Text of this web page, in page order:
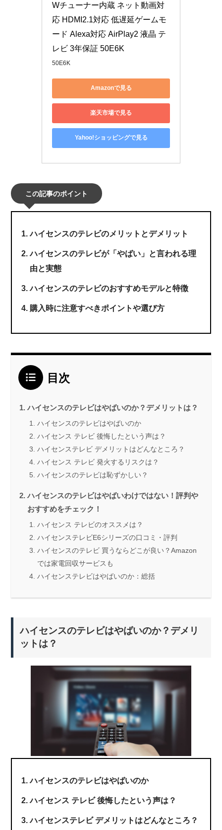
Wチューナー内蔵 ネット動画対
応 HDMI2.1対応 低遅延ゲームモ
ード Alexa対応 AirPlay2 液晶 テ
レビ 3年保証 50E6K
50E6K
Amazonで見る
楽天市場で見る
Yahoo!ショッピングで見る
この記事のポイント
ハイセンスのテレビのメリットとデメリット
ハイセンスのテレビが「やばい」と言われる理
由と実態
ハイセンスのテレビのおすすめモデルと特徴
購入時に注意すべきポイントや選び方
目次
ハイセンスのテレビはやばいのか？デメリットは？
ハイセンスのテレビはやばいのか
ハイセンス テレビ 後悔したという声は？
ハイセンステレビ デメリットはどんなところ？
ハイセンス テレビ 発火するリスクは？
ハイセンスのテレビは恥ずかしい？
ハイセンスのテレビはやばいわけではない！評判や
おすすめをチェック！
ハイセンス テレビのオススメは？
ハイセンステレビE6シリーズの口コミ・評判
ハイセンスのテレビ 買うならどこが良い？Amazon
では家電回収サービスも
ハイセンステレビはやばいのか：総括
ハイセンスのテレビはやばいのか？デメリ
ットは？
ハイセンスのテレビはやばいのか
ハイセンス テレビ 後悔したという声は？
ハイセンステレビ デメリットはどんなところ？